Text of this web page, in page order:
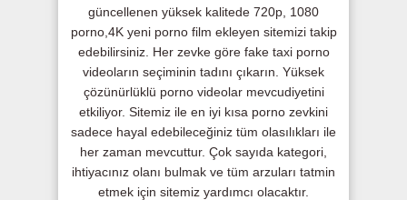
güncellenen yüksek kalitede 720p, 1080
porno,4K yeni porno film ekleyen sitemizi takip
edebilirsiniz. Her zevke göre fake taxi porno
videoların seçiminin tadını çıkarın. Yüksek
çözünürlüklü porno videolar mevcudiyetini
etkiliyor. Sitemiz ile en iyi kısa porno zevkini
sadece hayal edebileceğiniz tüm olasılıkları ile
her zaman mevcuttur. Çok sayıda kategori,
ihtiyacınız olanı bulmak ve tüm arzuları tatmin
etmek için sitemiz yardımcı olacaktır.